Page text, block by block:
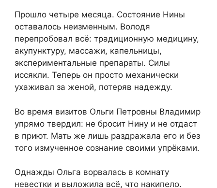
Прошло четыре месяца. Состояние Нины
оставалось неизменным. Володя
перепробовал всё: традиционную медицину,
акупунктуру, массажи, капельницы,
экспериментальные препараты. Силы
иссякли. Теперь он просто механически
ухаживал за женой, потеряв надежду.
Во время визитов Ольги Петровны Владимир
упрямо твердил: не бросит Нину и не отдаст
в приют. Мать же лишь раздражала его и без
того измученное сознание своими упрёками.
Однажды Ольга ворвалась в комнату
невестки и выложила всё, что накипело.